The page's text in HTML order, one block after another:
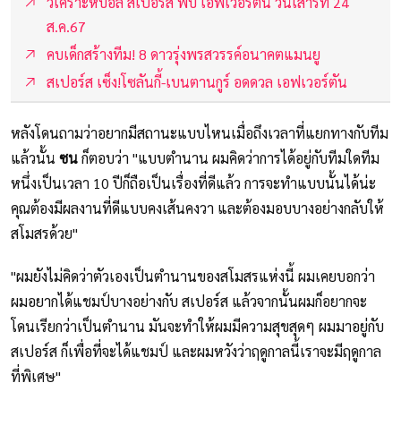
ส.ค.67
คบเด็กสร้างทีม! 8 ดาวรุ่งพรสวรรค์อนาคตแมนยู
สเปอร์ส เซ็ง!โซลันกี้-เบนตานกูร์ อดดวล เอฟเวอร์ตัน
หลังโดนถามว่าอยากมีสถานะแบบไหนเมื่อถึงเวลาที่แยกทางกับทีม
แล้วนั้น ซนก็ตอบว่า "แบบตำนาน ผมคิดว่าการได้อยู่กับทีมใดทีม
หนึ่งเป็นเวลา 10 ปีก็ถือเป็นเรื่องที่ดีแล้ว การจะทำแบบนั้นได้น่ะ
คุณต้องมีผลงานที่ดีแบบคงเส้นคงวา และต้องมอบบางอย่างกลับให้
สโมสรด้วย"
"ผมยังไม่คิดว่าตัวเองเป็นตำนานของสโมสรแห่งนี้ ผมเคยบอกว่า
ผมอยากได้แชมป์บางอย่างกับ สเปอร์ส แล้วจากนั้นผมก็อยากจะ
โดนเรียกว่าเป็นตำนาน มันจะทำให้ผมมีความสุขสุดๆ ผมมาอยู่กับ
สเปอร์ส ก็เพื่อที่จะได้แชมป์ และผมหวังว่าฤดูกาลนี้เราจะมีฤดูกาล
ที่พิเศษ"